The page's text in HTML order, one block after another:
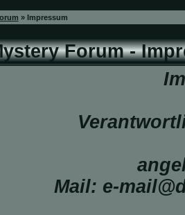
» Impressum
Forum -
Mail: e-